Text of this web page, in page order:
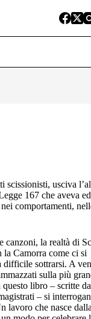
scissionisti, usciva
167 che aveva
comportamenti,
canzoni, la realtà di
la Camorra come ci si
difficile sottrarsi. A
sulla più
libro – scritte da
– si
lavoro che nasce dalla